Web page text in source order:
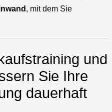
, mit dem Sie
und
Sie Ihre
dauerhaft